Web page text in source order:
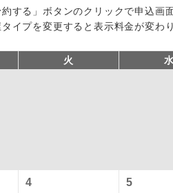
約する」ボタンのクリックで申込画
イプを変更すると表示料金が変わり
火 水
4 5